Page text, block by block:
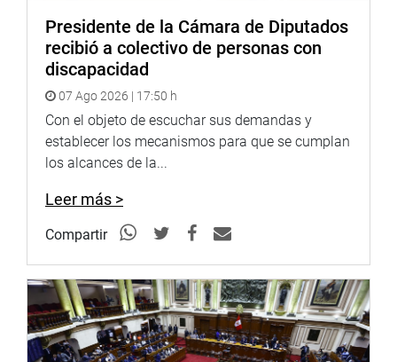
Presidente de la Cámara de Diputados
recibió a colectivo de personas con
discapacidad
07 Ago 2026 | 17:50 h
Con el objeto de escuchar sus demandas y
establecer los mecanismos para que se cumplan
los alcances de la...
Leer más >
Compartir